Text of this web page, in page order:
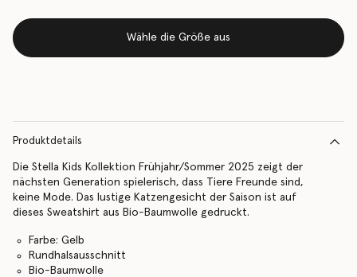
Wähle die Größe aus
Produktdetails
Die Stella Kids Kollektion Frühjahr/Sommer 2025 zeigt der
nächsten Generation spielerisch, dass Tiere Freunde sind,
keine Mode. Das lustige Katzengesicht der Saison ist auf
dieses Sweatshirt aus Bio-Baumwolle gedruckt.
Farbe: Gelb
Rundhalsausschnitt
Bio-Baumwolle